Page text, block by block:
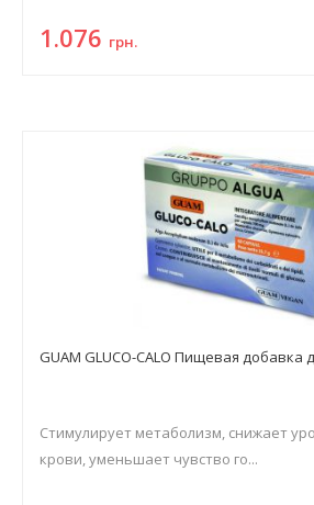
1.076 грн.
GUAM GLUCO-CALO Пищевая добавка
Стимулирует метаболизм, снижает
крови, уменьшает чувство го...